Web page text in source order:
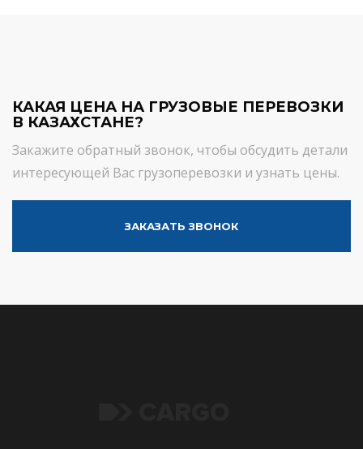
КАКАЯ ЦЕНА НА ГРУЗОВЫЕ ПЕРЕВОЗКИ
В КАЗАХСТАНЕ?
Закажите обратный звонок, чтобы обсудить детали
интересующей Вас грузоперевозки и узнать цены.
ЗАКАЗАТЬ ЗВОНОК